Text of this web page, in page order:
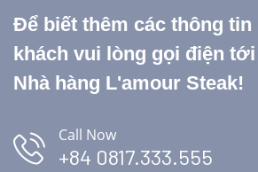
Để biết thêm các thông tin
khách vui lòng gọi điện
Nhà hàng L'amour Steak!
Call Now
+84 0817.333.555